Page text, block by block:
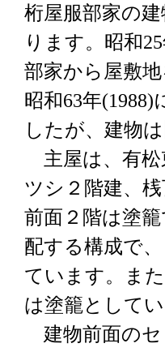
桁屋服部家の
ります。昭和
部家から屋敷
昭和63年
したが、建物
主屋は、有松
ツシ２階建、
前面２階は塗
配する構成で
ています。ま
は塗籠としてい
建物前面のセ